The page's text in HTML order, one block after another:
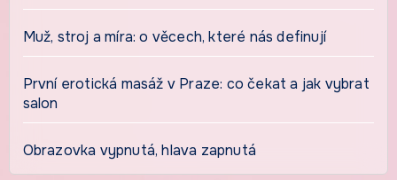
Muž, stroj a míra: o věcech, které nás definují
První erotická masáž v Praze: co čekat a jak vybrat
salon
Obrazovka vypnutá, hlava zapnutá